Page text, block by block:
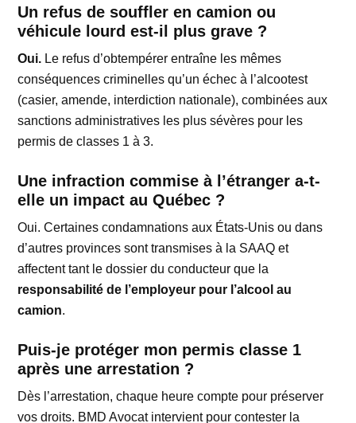
Un refus de souffler en camion ou
véhicule lourd est-il plus grave ?
Oui. Le refus d’obtempérer entraîne les mêmes
conséquences criminelles qu’un échec à l’alcootest
(casier, amende, interdiction nationale), combinées aux
sanctions administratives les plus sévères pour les
permis de classes 1 à 3.
Une infraction commise à l’étranger a-t-
elle un impact au Québec ?
Oui. Certaines condamnations aux États-Unis ou dans
d’autres provinces sont transmises à la SAAQ et
affectent tant le dossier du conducteur que la
responsabilité de l’employeur pour l’alcool au
camion.
Puis-je protéger mon permis classe 1
après une arrestation ?
Dès l’arrestation, chaque heure compte pour préserver
vos droits. BMD Avocat intervient pour contester la